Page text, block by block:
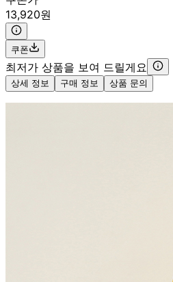
13,920원
쿠폰
최저가 상품을 보여 드릴게요
상세 정보 구매 정보 상품 문의